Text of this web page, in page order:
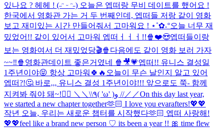
있나요 ? 헤헤 ! (˶ᵔ ᵕ ᵔ˶) 오늘은 엡떠랑 무비 데이트를 했어요 !
한국에서 영화관 가는 거 두 번째인데, 엡떠들 저랑 같이 영화
보고 재미있는 시간 만들어줘서 고마워요 ! ⋆˚✿˖°오늘 너무 재
밌었어!! 같이 있어서 고마워 엡떠ㅓㅓㅓ!!🍿❤️😍엡떠들이랑
보는 영화여서 더 재밌었당🎬🍿 다음에도 같이 영화 보러 가자
~~‼️🍿 영화관데이트 좋은거였네 🍿🎥💗엡떠!! 유니스 결성일
1주년이야😝 항상 고마워🍀🔥 오늘이 무슨 날인지 알고 있어
엡떠?!🤔 바로,,, 유니스 결성 1주년이야!!! 앞으로도 쭉- 함께
지켜봐 줘야 돼~!❤️‍🔥 ＼＼\\٩( 'ω' )و //／／On this day last year,
we started a new chapter together🫶🏻 I love you evarafters!💖💖
작년 오늘, 우리는 새로운 챕터를 시작했다🫶🏻 엡떠 사랑해!
💖💖feel like a brand new person ♡ its been a year !! 🎀 time flew